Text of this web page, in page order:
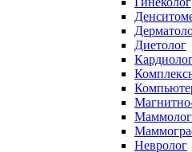
Диетолог
Маммолог
Невролог